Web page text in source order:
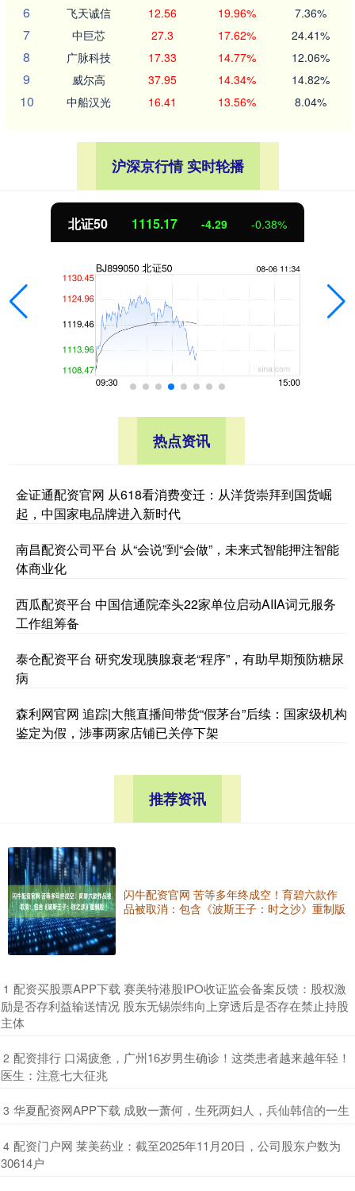
6 飞天诚信 12.56 19.96% 7.36%
7 中巨芯 27.3 17.62% 24.41%
8 广脉科技 17.33 14.77% 12.06%
9 威尔高 37.95 14.34% 14.82%
10 中船汉光 16.41 13.56% 8.04%
沪深京行情 实时轮播
北证50 1115.17 -4.29 -0.38%
热点资讯
金证通配资官网 从618看消费变迁：从洋货崇拜到国货崛
起，中国家电品牌进入新时代
南昌配资公司平台 从“会说”到“会做”，未来式智能押注智能
体商业化
西瓜配资平台 中国信通院牵头22家单位启动AIIA词元服务
工作组筹备
泰仓配资平台 研究发现胰腺衰老“程序”，有助早期预防糖尿
病
森利网官网 追踪|大熊直播间带货“假茅台”后续：国家级机构
鉴定为假，涉事两家店铺已关停下架
推荐资讯
闪牛配资官网 苦等多年终成空！育碧六款作
品被取消：包含《波斯王子：时之沙》重制版
1 ​配资买股票APP下载 赛美特港股IPO收证监会备案反馈：股权激
励是否存利益输送情况 股东无锡崇纬向上穿透后是否存在禁止持股
主体
2 ​配资排行 口渴疲惫，广州16岁男生确诊！这类患者越来越年轻！
医生：注意七大征兆
3 ​华夏配资网APP下载 成败一萧何，生死两妇人，兵仙韩信的一生
4 ​配资门户网 莱美药业：截至2025年11月20日，公司股东户数为
30614户